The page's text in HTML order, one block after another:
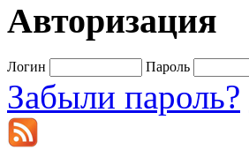
Авторизация
Логин Пароль
Забыли пароль?